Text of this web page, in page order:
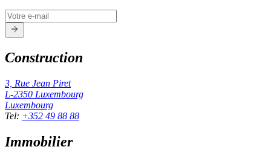
Construction
3, Rue Jean Piret
L-2350 Luxembourg
Luxembourg
Tel: +352 49 88 88
Immobilier